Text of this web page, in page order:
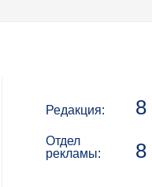
Редакция: 8
Отдел
рекламы:
8